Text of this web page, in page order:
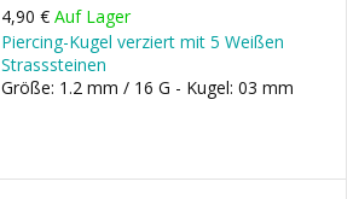
4,90 € Auf Lager
Piercing-Kugel verziert mit 5 Weißen
Strasssteinen
Größe: 1.2 mm / 16 G - Kugel: 03 mm